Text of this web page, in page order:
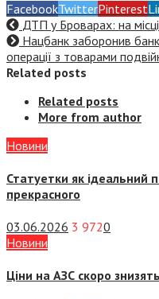
FacebookTwitterPinterest
ДТП у Броварах: на
Нацбанк заборонив
операції з товарами
Related posts
Related posts
More from author
Новини
Статуетки як ідеальний
прекрасного
03.06.2026 3 9720
Новини
Ціни на АЗС скоро